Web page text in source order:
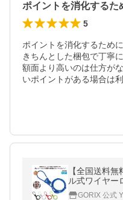
5
ポイントを消化するため
きちんとした梱包で丁寧
額面より高いのは仕方が
いポイントがある場合は
【全国送料
ル式ワイヤー
ック 鍵
GORIX 公式